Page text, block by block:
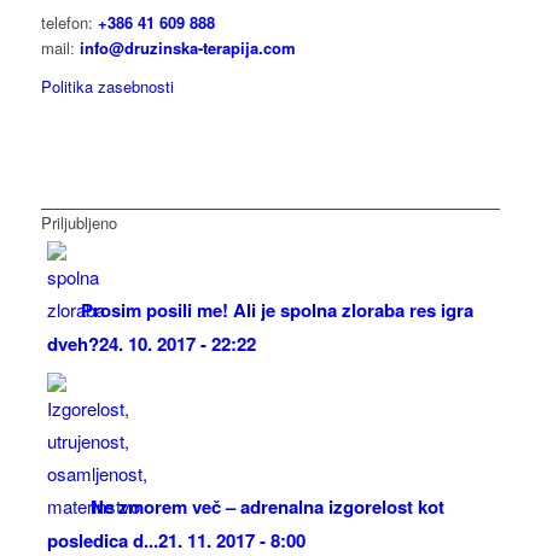
telefon: +386 41 609 888
mail: info@druzinska-terapija.com
Politika zasebnosti
Priljubljeno
Prosim posili me! Ali je spolna zloraba res igra
dveh?24. 10. 2017 - 22:22
Ne zmorem več – adrenalna izgorelost kot
posledica d...21. 11. 2017 - 8:00